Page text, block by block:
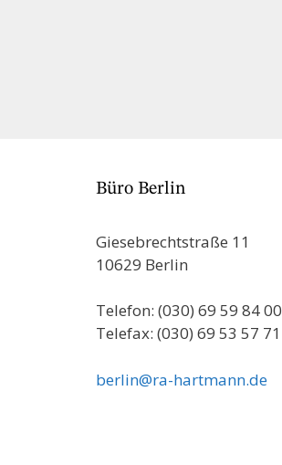
Büro Berlin
Giesebrechtstraße 11
10629 Berlin
Telefon: (030) 69 59 84 00
Telefax: (030) 69 53 57 71
berlin@ra-hartmann.de